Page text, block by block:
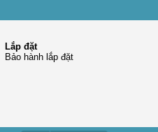
Lắp đặt
Bảo hành lắp đặt